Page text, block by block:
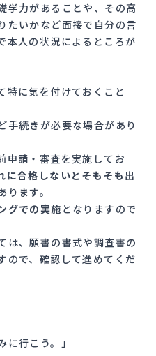
学力があることや、その高
たいかなど面接で自分の言
本人の状況によるところが
特に気を付けておくこと
手続きが必要な場合があり
申請・審査を実施してお
に合格しないとそもそも出
ります。
グでの実施 となりますので
は、願書の書式や調査書の
ので、確認して進めてくだ
に行こう。」